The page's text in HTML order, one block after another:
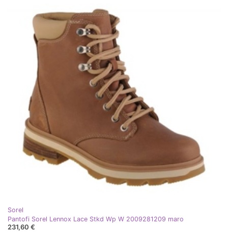
Sorel
Pantofi Sorel Lennox Lace Stkd Wp W 2009281209 maro
231,60 €